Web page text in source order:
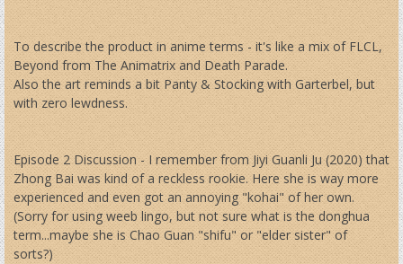
To describe the product in anime terms - it's like a mix of FLCL,
Beyond from The Animatrix and Death Parade.
Also the art reminds a bit Panty & Stocking with Garterbel, but
with zero lewdness.
Episode 2 Discussion - I remember from Jiyi Guanli Ju (2020) that
Zhong Bai was kind of a reckless rookie. Here she is way more
experienced and even got an annoying "kohai" of her own.
(Sorry for using weeb lingo, but not sure what is the donghua
term...maybe she is Chao Guan "shifu" or "elder sister" of
sorts?)